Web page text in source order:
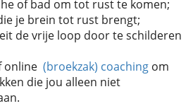
of bad om tot rust te komen;
je brein tot rust brengt;
de vrije loop door te schilderen
online (broekzak) coaching om
die jou alleen niet